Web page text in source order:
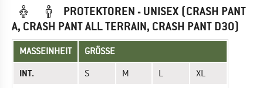
PROTEKTOREN - UNISEX (CRASH PANT
A, CRASH PANT ALL TERRAIN, CRASH PANT D30)
MASSEINHEIT GRÖSSE
INT. S M L XL